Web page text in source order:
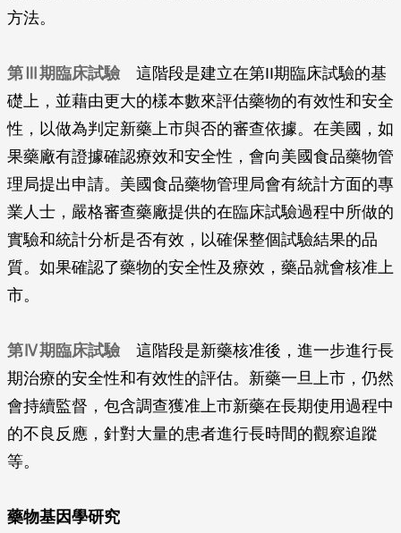
方法。
第Ⅲ期臨床試驗 這階段是建立在第II期臨床試驗的基
礎上，並藉由更大的樣本數來評估藥物的有效性和安全
性，以做為判定新藥上市與否的審查依據。在美國，如
果藥廠有證據確認療效和安全性，會向美國食品藥物管
理局提出申請。美國食品藥物管理局會有統計方面的專
業人士，嚴格審查藥廠提供的在臨床試驗過程中所做的
實驗和統計分析是否有效，以確保整個試驗結果的品
質。如果確認了藥物的安全性及療效，藥品就會核准上
市。
第Ⅳ期臨床試驗 這階段是新藥核准後，進一步進行長
期治療的安全性和有效性的評估。新藥一旦上市，仍然
會持續監督，包含調查獲准上市新藥在長期使用過程中
的不良反應，針對大量的患者進行長時間的觀察追蹤
等。
藥物基因學研究